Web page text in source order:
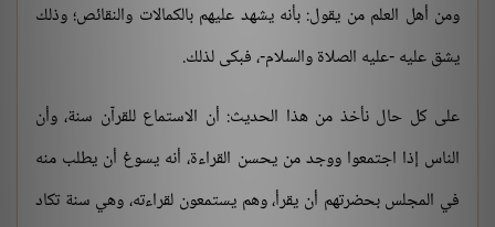
ومن أهل العلم من يقول: بأنه يشهد عليهم بالكمالات والنقائص؛ وذلك
يشق عليه -عليه الصلاة والسلام-، فبكى لذلك.
على كل حال نأخذ من هذا الحديث: أن الاستماع للقرآن سنة، وأن
الناس إذا اجتمعوا ووجد من يحسن القراءة، أنه يسوغ أن يطلب منه
في المجلس بحضرتهم أن يقرأ، وهم يستمعون لقراءته، وهي سنة تكاد